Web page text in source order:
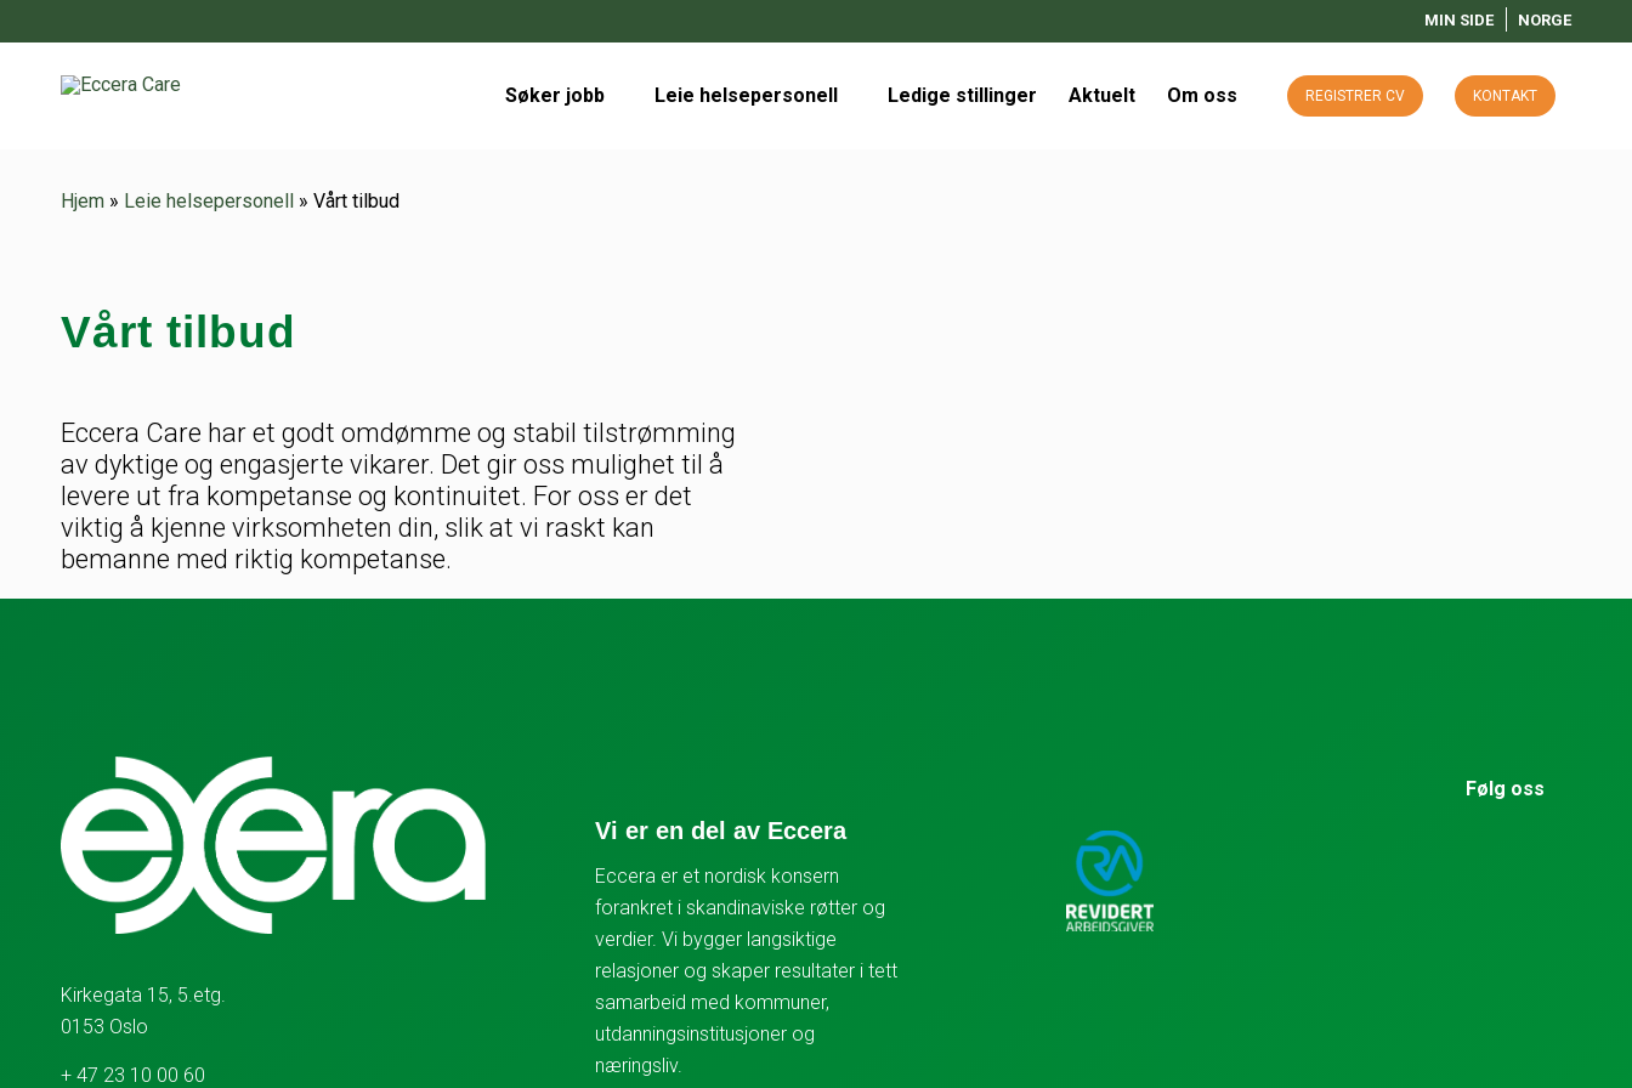
MIN SIDE NORGE
Søker jobb Leie helsepersonell Ledige stillinger Aktuelt Om oss REGISTRER CV KONTAKT
Hjem » Leie helsepersonell » Vårt tilbud
Vårt tilbud
Eccera Care har et godt omdømme og stabil tilstrømming
av dyktige og engasjerte vikarer. Det gir oss mulighet til å
levere ut fra kompetanse og kontinuitet. For oss er det
viktig å kjenne virksomheten din, slik at vi raskt kan
bemanne med riktig kompetanse.
Kirkegata 15, 5.etg.
0153 Oslo
+ 47 23 10 00 60
Vi er en del av Eccera
Eccera er et nordisk konsern
forankret i skandinaviske røtter og
verdier. Vi bygger langsiktige
relasjoner og skaper resultater i tett
samarbeid med kommuner,
utdanningsinstitusjoner og
næringsliv.
Følg oss